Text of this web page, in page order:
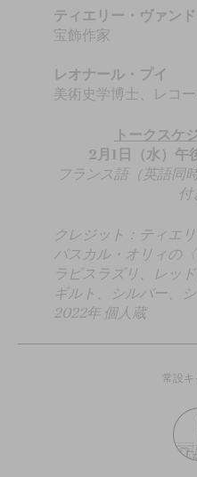
ティエリー・ヴァン
宝飾作家
レオナール・プイ
美術史学博士、レコ
トークスケ
2月1日（水）午
フランス語（英語同
付
クレジット：ティエ
パスカル・オリィの〈
ラピスラズリ、レッ
ギルト、シルバー、
2022年 個人蔵
常設キ